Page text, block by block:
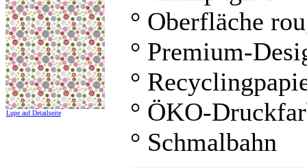
Lupe auf Detailseite
° Oberfläche
° Premium-
°
° ÖKO-
° Schmalbahn